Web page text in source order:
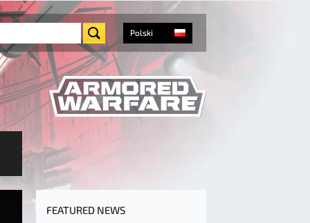
Polski
FEATURED NEWS